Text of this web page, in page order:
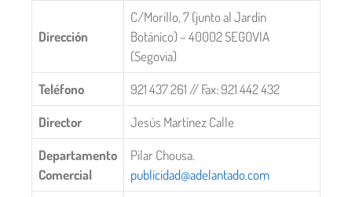
Dirección
C/Morillo, 7 (junto al Jardín
Botánico) – 40002 SEGOVIA
(Segovia)
Teléfono
921 437 261 // Fax: 921 442 432
Director
Jesús Martínez Calle
Departamento
Comercial
Pilar Chousa.
publicidad@adelantado.com